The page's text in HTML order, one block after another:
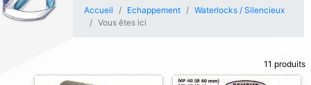
Accueil Echappement
Waterlocks / Silencieux
Vous êtes ici
11 produits